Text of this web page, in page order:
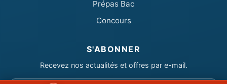
Prépas Bac
Concours
S'ABONNER
Recevez nos actualités et offres par e-mail.